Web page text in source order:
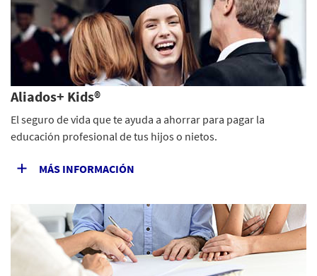
Aliados+ Kids®
El seguro de vida que te ayuda a ahorrar para pagar la
educación profesional de tus hijos o nietos.
MÁS INFORMACIÓN